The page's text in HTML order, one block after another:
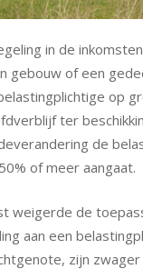
in de
gebouw of een
op
ter
de
of meer aangaat.
weigerde de
aan een
zijn zwager